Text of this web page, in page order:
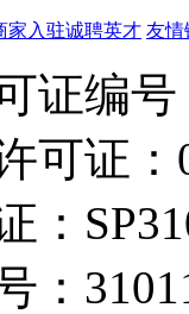
家入驻诚聘英才 友情
证编
可证：
：
：